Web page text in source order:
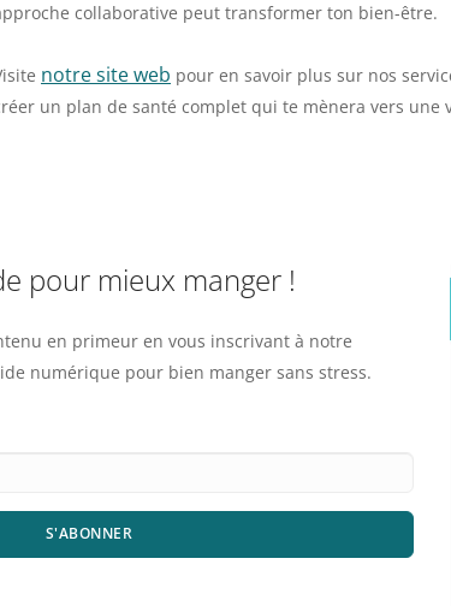
collaborative peut transformer ton bien-être.
notre site web pour en savoir plus sur nos
un plan de santé complet qui te mènera vers une
pour mieux manger !
en primeur en vous inscrivant à notre
numérique pour bien manger sans stress.
S'ABONNER